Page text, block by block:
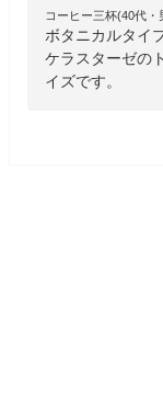
コーヒー三杯(40代・
ボタニカルタイ
ケラスターゼの
イズです。